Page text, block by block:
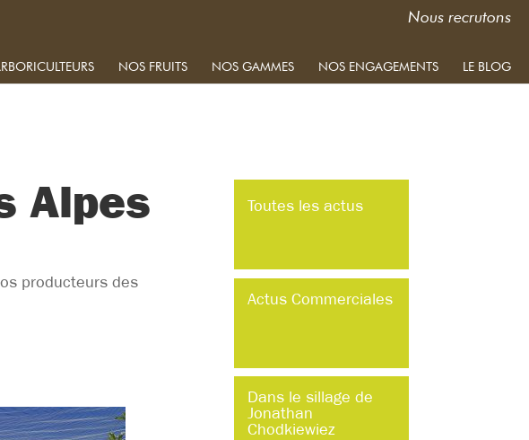
Nous recrutons
NOS FRUITS NOS GAMMES NOS ENGAGEMENTS LE BLOG
Alpes
producteurs des
Toutes les actus
Actus Commerciales
Dans le sillage de
Jonathan
Chodkiewiez